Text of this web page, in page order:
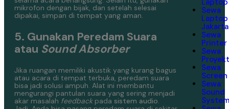
mikrofon dengan bijak, dan setelah selesai
dipakai, simpan di tempat yang aman.
5. Gunakan Peredam Suara
atau Sound Absorber
Jika ruangan memiliki akustik yang kurang bagus
atau acara di tempat terbuka, peredam suara
bisa jadi solusi ampuh. Alat ini membantu
mengurangi pantulan suara yang sering menjadi
akar masalah feedbackpada sistem audio
Laptop
Sewa
Laptop
Jakarta
Sewa
Printer
Sewa
Sewa
Screen
Sewa
Sound
System